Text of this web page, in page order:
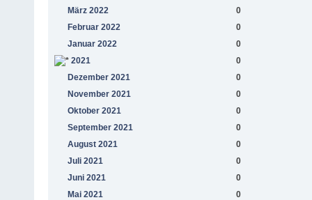
März 2022
0
Februar 2022
0
Januar 2022
0
2021
0
Dezember 2021
0
November 2021
0
Oktober 2021
0
September 2021
0
August 2021
0
Juli 2021
0
Juni 2021
0
Mai 2021
0